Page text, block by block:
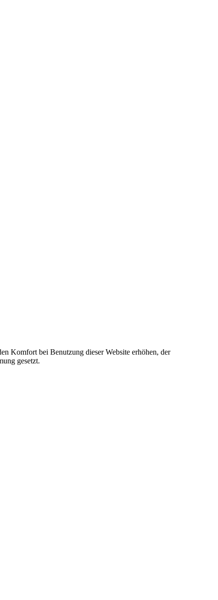
Komfort bei Benutzung dieser Website erhöhen, der
gesetzt.